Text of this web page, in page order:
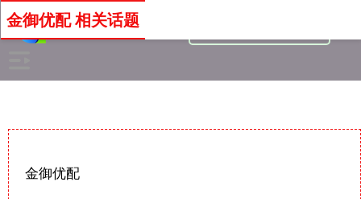
金御优配
金御优配 相关话题